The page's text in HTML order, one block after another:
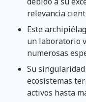
relevancia
Este
un laboratorio
numerosas
Su
ecosistemas
activos hasta